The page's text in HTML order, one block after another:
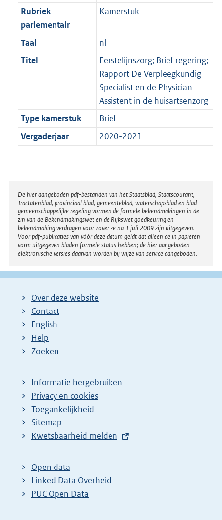
Rubriek
parlementair
Kamerstuk
Taal
nl
Titel
Eerstelijnszorg; Brief regering;
Rapport De Verpleegkundig
Specialist en de Physician
Assistent in de huisartsenzorg
Type kamerstuk
Brief
Vergaderjaar
2020-2021
Disclaimer
De hier aangeboden pdf-bestanden van het Staatsblad, Staatscourant,
Tractatenblad, provinciaal blad, gemeenteblad, waterschapsblad en blad
gemeenschappelijke regeling vormen de formele bekendmakingen in de
zin van de Bekendmakingswet en de Rijkswet goedkeuring en
bekendmaking verdragen voor zover ze na 1 juli 2009 zijn uitgegeven.
Voor pdf-publicaties van vóór deze datum geldt dat alleen de in papieren
vorm uitgegeven bladen formele status hebben; de hier aangeboden
elektronische versies daarvan worden bij wijze van service aangeboden.
Over deze website
Contact
English
Help
Zoeken
Informatie hergebruiken
Privacy en cookies
Toegankelijkheid
Sitemap
E
t
e
r
Kwetsbaarheid melden
Open data
Linked Data Overheid
PUC Open Data